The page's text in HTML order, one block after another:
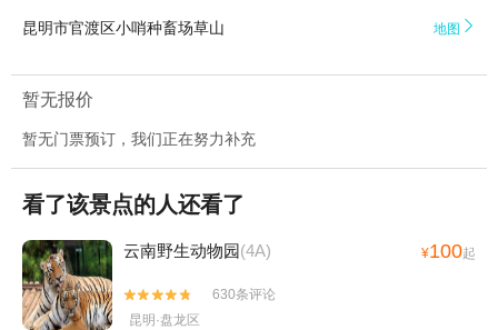
昆明市官渡区小哨种畜场草山 地图 
暂无报价
暂无门票预订，我们正在努力补充
看了该景点的人还看了
云南野生动物园(4A) ¥100起


630条评论
昆明·盘龙区